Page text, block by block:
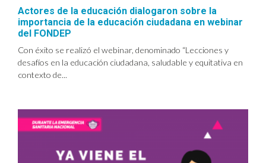
Actores de la educación dialogaron sobre la
importancia de la educación ciudadana en webinar
del FONDEP
Con éxito se realizó el webinar, denominado “Lecciones y
desafíos en la educación ciudadana, saludable y equitativa en
contexto de...